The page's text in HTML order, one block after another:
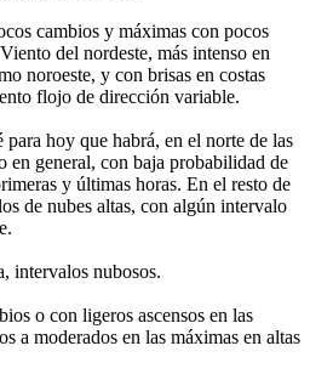
cambios y máximas con pocos
del nordeste, más intenso en
noroeste, y con brisas en costas
flojo de dirección variable.
para hoy que habrá, en el norte de las
en general, con baja probabilidad de
y últimas horas. En el resto de
de nubes altas, con algún intervalo
intervalos nubosos.
o con ligeros ascensos en las
a moderados en las máximas en altas